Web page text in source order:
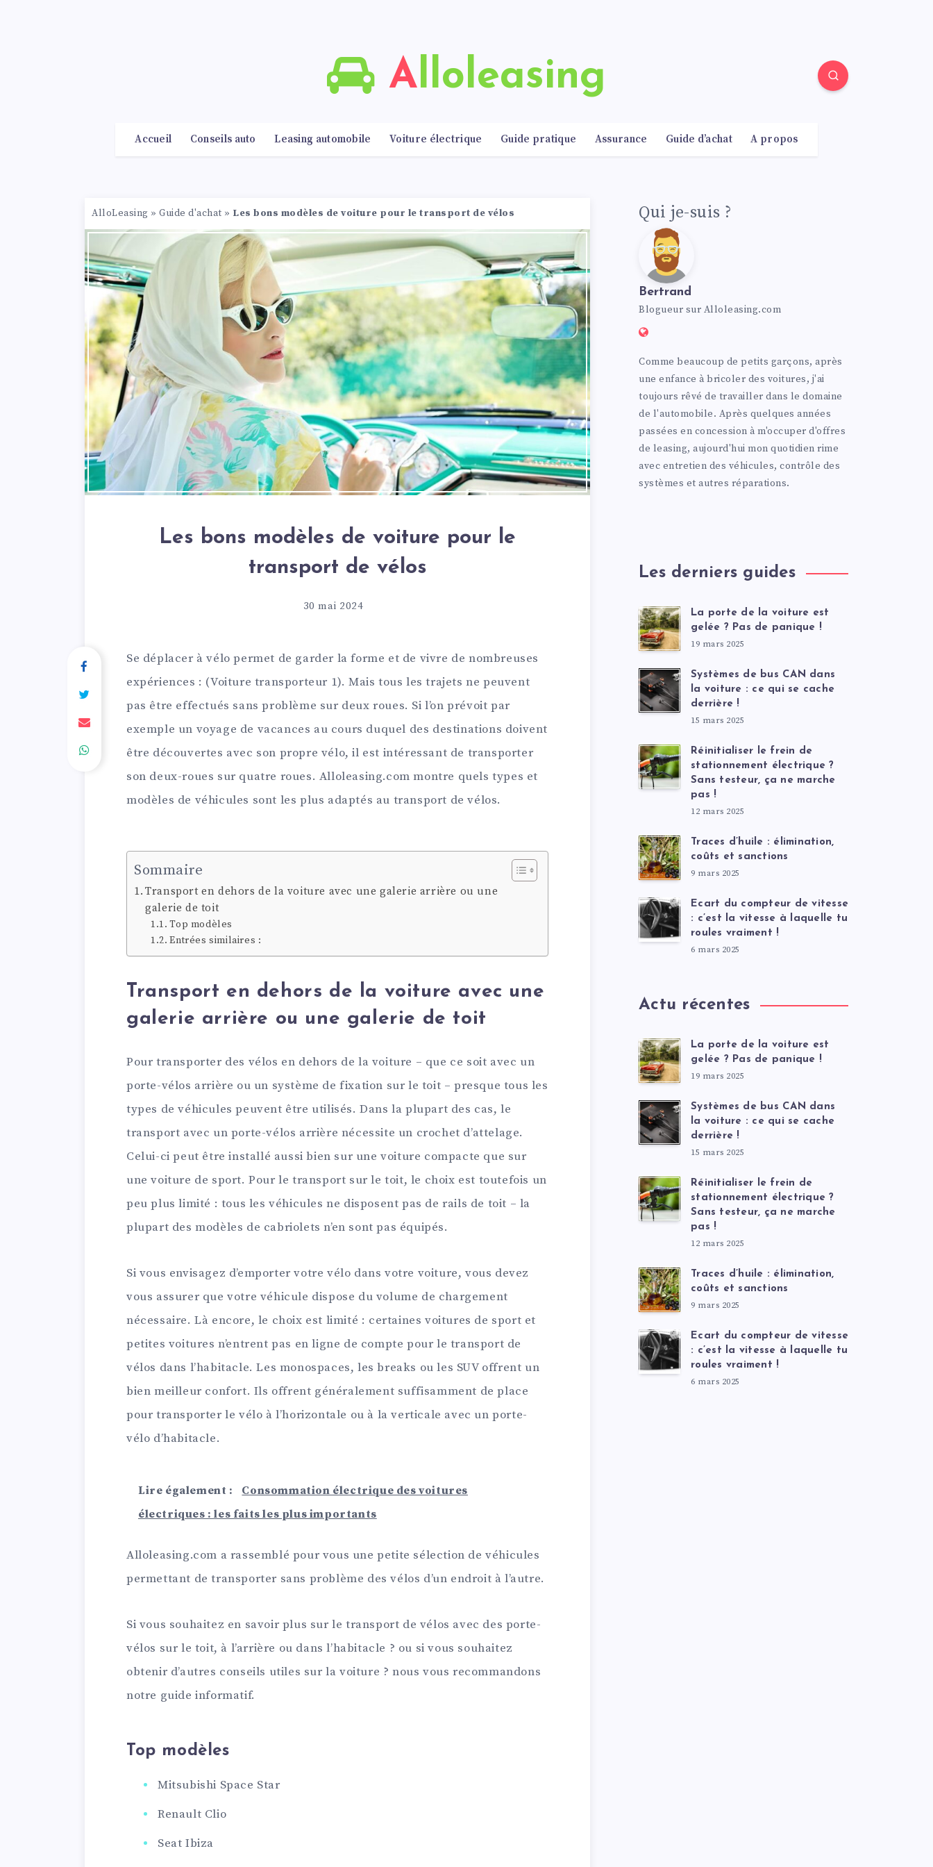
Alloleasing
Accueil Conseils auto Leasing automobile Voiture électrique Guide pratique Assurance Guide d’achat A propos
AlloLeasing » Guide d'achat » Les bons modèles de voiture pour le transport de vélos
Les bons modèles de voiture pour le
transport de vélos
30 mai 2024
Se déplacer à vélo permet de garder la forme et de vivre de nombreuses
expériences : (Voiture transporteur 1). Mais tous les trajets ne peuvent
pas être effectués sans problème sur deux roues. Si l’on prévoit par
exemple un voyage de vacances au cours duquel des destinations doivent
être découvertes avec son propre vélo, il est intéressant de transporter
son deux-roues sur quatre roues. Alloleasing.com montre quels types et
modèles de véhicules sont les plus adaptés au transport de vélos.
Sommaire
Transport en dehors de la voiture avec une galerie arrière ou une
galerie de toit
Top modèles
Entrées similaires :
Transport en dehors de la voiture avec une
galerie arrière ou une galerie de toit
Pour transporter des vélos en dehors de la voiture – que ce soit avec un
porte-vélos arrière ou un système de fixation sur le toit – presque tous les
types de véhicules peuvent être utilisés. Dans la plupart des cas, le
transport avec un porte-vélos arrière nécessite un crochet d’attelage.
Celui-ci peut être installé aussi bien sur une voiture compacte que sur
une voiture de sport. Pour le transport sur le toit, le choix est toutefois un
peu plus limité : tous les véhicules ne disposent pas de rails de toit – la
plupart des modèles de cabriolets n’en sont pas équipés.
Si vous envisagez d’emporter votre vélo dans votre voiture, vous devez
vous assurer que votre véhicule dispose du volume de chargement
nécessaire. Là encore, le choix est limité : certaines voitures de sport et
petites voitures n’entrent pas en ligne de compte pour le transport de
vélos dans l’habitacle. Les monospaces, les breaks ou les SUV offrent un
bien meilleur confort. Ils offrent généralement suffisamment de place
pour transporter le vélo à l’horizontale ou à la verticale avec un porte-
vélo d’habitacle.
Lire également :
Consommation électrique des voitures
électriques : les faits les plus importants
Alloleasing.com a rassemblé pour vous une petite sélection de véhicules
permettant de transporter sans problème des vélos d’un endroit à l’autre.
Si vous souhaitez en savoir plus sur le transport de vélos avec des porte-
vélos sur le toit, à l’arrière ou dans l’habitacle ? ou si vous souhaitez
obtenir d’autres conseils utiles sur la voiture ? nous vous recommandons
notre guide informatif.
Top modèles
Mitsubishi Space Star
Renault Clio
Seat Ibiza
Qui je-suis ?
Bertrand
Blogueur sur Alloleasing.com
Comme beaucoup de petits garçons, après
une enfance à bricoler des voitures, j'ai
toujours rêvé de travailler dans le domaine
de l'automobile. Après quelques années
passées en concession à m'occuper d'offres
de leasing, aujourd'hui mon quotidien rime
avec entretien des véhicules, contrôle des
systèmes et autres réparations.
Les derniers guides
La porte de la voiture est
gelée ? Pas de panique !
19 mars 2025
Systèmes de bus CAN dans
la voiture : ce qui se cache
derrière !
15 mars 2025
Réinitialiser le frein de
stationnement électrique ?
Sans testeur, ça ne marche
pas !
12 mars 2025
Traces d’huile : élimination,
coûts et sanctions
9 mars 2025
Ecart du compteur de vitesse
: c’est la vitesse à laquelle tu
roules vraiment !
6 mars 2025
Actu récentes
La porte de la voiture est
gelée ? Pas de panique !
19 mars 2025
Systèmes de bus CAN dans
la voiture : ce qui se cache
derrière !
15 mars 2025
Réinitialiser le frein de
stationnement électrique ?
Sans testeur, ça ne marche
pas !
12 mars 2025
Traces d’huile : élimination,
coûts et sanctions
9 mars 2025
Ecart du compteur de vitesse
: c’est la vitesse à laquelle tu
roules vraiment !
6 mars 2025